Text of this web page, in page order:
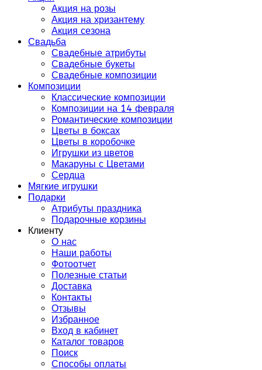
Акция на розы
Акция на хризантему
Акция сезона
Свадьба
Свадебные атрибуты
Свадебные букеты
Свадебные композиции
Композиции
Классические композиции
Композиции на 14 февраля
Романтические композиции
Цветы в боксах
Цветы в коробочке
Игрушки из цветов
Макаруны с Цветами
Сердца
Мягкие игрушки
Подарки
Атрибуты праздника
Подарочные корзины
Клиенту
О нас
Наши работы
Фотоотчет
Полезные статьи
Доставка
Контакты
Отзывы
Избранное
Вход в кабинет
Каталог товаров
Поиск
Способы оплаты